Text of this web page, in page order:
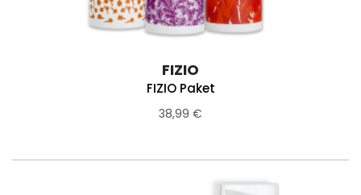
FIZIO
FIZIO Paket
38,99 €